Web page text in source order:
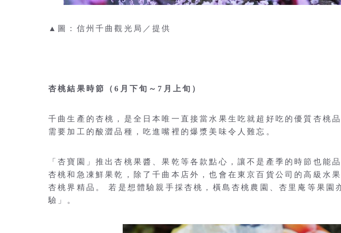
▲圖：信州千曲觀光局／提供
杏桃結果時節（6月下旬～7月上旬）
千曲生產的杏桃，是全日本唯一直接當水果生吃就超好吃的優質杏桃
需要加工的酸澀品種，吃進嘴裡的爆漿美味令人難忘。
「杏寶園」推出杏桃果醬、果乾等各款點心，讓不是產季的時節也能
杏桃和急凍鮮果乾，除了千曲本店外，也會在東京百貨公司的高級水
杏桃界精品。 若是想體驗親手採杏桃，橫島杏桃農園、杏里庵等果園
驗」。